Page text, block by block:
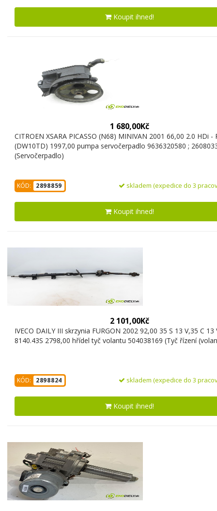
Koupit ihned!
1 680,00Kč
CITROEN XSARA PICASSO (N68) MINIVAN 2001 66,00 2.0 HDi -
(DW10TD) 1997,00 pumpa servočerpadlo 9636320580 ;
(Servočerpadlo)
KÓD: 2898859 skladem (expedice do 3
Koupit ihned!
2 101,00Kč
IVECO DAILY III skrzynia FURGON 2002 92,00 35 S 13 V,35 C 13
8140.43S 2798,00 hřídel tyč volantu 504038169 (Tyč řízení
KÓD: 2898824 skladem (expedice do 3
Koupit ihned!